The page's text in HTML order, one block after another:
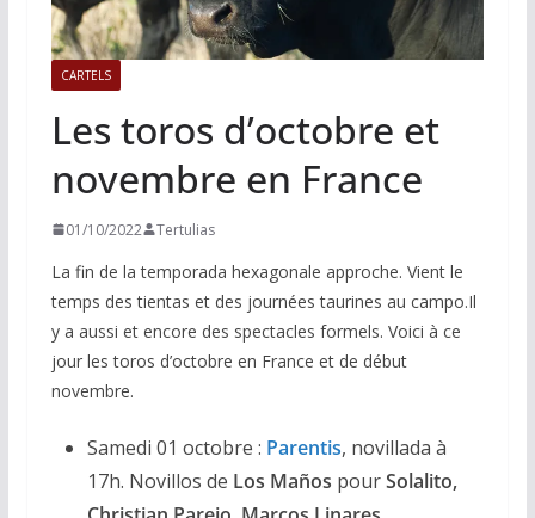
CARTELS
Les toros d’octobre et
novembre en France
01/10/2022 Tertulias
La fin de la temporada hexagonale approche. Vient le
temps des tientas et des journées taurines au campo.Il
y a aussi et encore des spectacles formels. Voici à ce
jour les toros d’octobre en France et de début
novembre.
Samedi 01 octobre : Parentis, novillada à
17h. Novillos de Los Maños pourSolalito,